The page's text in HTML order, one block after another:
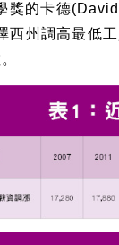
獎的卡德
西州調高最低